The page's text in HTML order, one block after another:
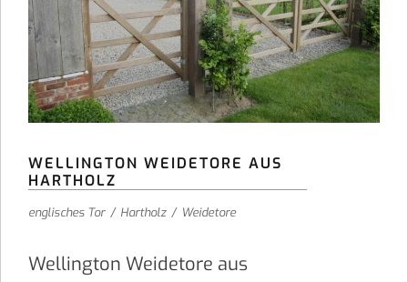
WELLINGTON WEIDETORE AUS
HARTHOLZ
englisches Tor / Hartholz / Weidetore
Wellington Weidetore aus